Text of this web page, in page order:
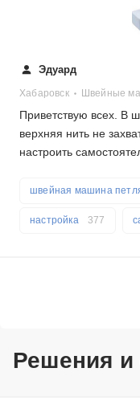
Эдуард
Хабаровск Швейные
Приветствую всех. В
верхняя нить не
настроить
швейная машина
настройка 377
Решения и